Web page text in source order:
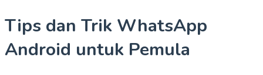
Tips dan Trik WhatsApp
Android untuk Pemula